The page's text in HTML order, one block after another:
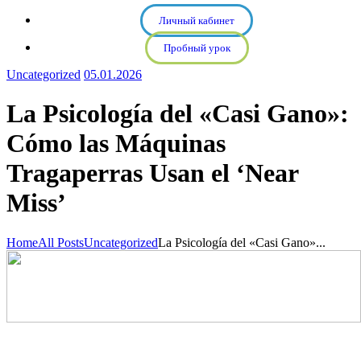
Личный кабинет
Пробный урок
Uncategorized 05.01.2026
La Psicología del «Casi Gano»:
Cómo las Máquinas
Tragaperras Usan el ‘Near
Miss’
HomeAll PostsUncategorizedLa Psicología del «Casi Gano»...